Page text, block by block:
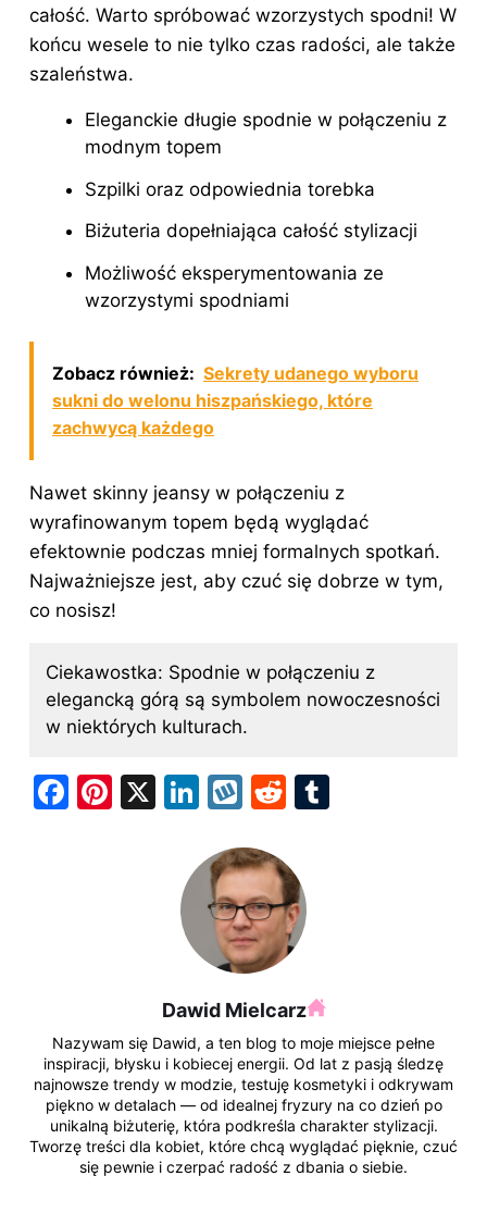
całość. Warto spróbować wzorzystych spodni! W
końcu wesele to nie tylko czas radości, ale także
szaleństwa.
Eleganckie długie spodnie w połączeniu z
modnym topem
Szpilki oraz odpowiednia torebka
Biżuteria dopełniająca całość stylizacji
Możliwość eksperymentowania ze
wzorzystymi spodniami
Zobacz również: Sekrety udanego wyboru
sukni do welonu hiszpańskiego, które
zachwycą każdego
Nawet skinny jeansy w połączeniu z
wyrafinowanym topem będą wyglądać
efektownie podczas mniej formalnych spotkań.
Najważniejsze jest, aby czuć się dobrze w tym,
co nosisz!
Ciekawostka: Spodnie w połączeniu z
elegancką górą są symbolem nowoczesności
w niektórych kulturach.
F
k
Pi X
Li
k
e
dI
n
W
k
o
p
R
d
di
t
Dawid Mielcarz
Nazywam się Dawid, a ten blog to moje miejsce pełne
inspiracji, błysku i kobiecej energii. Od lat z pasją śledzę
najnowsze trendy w modzie, testuję kosmetyki i odkrywam
piękno w detalach — od idealnej fryzury na co dzień po
unikalną biżuterię, która podkreśla charakter stylizacji.
Tworzę treści dla kobiet, które chcą wyglądać pięknie, czuć
się pewnie i czerpać radość z dbania o siebie.